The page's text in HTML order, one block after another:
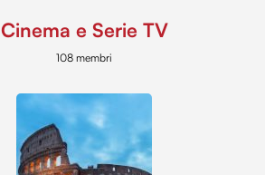
Cinema e Serie TV
108 membri